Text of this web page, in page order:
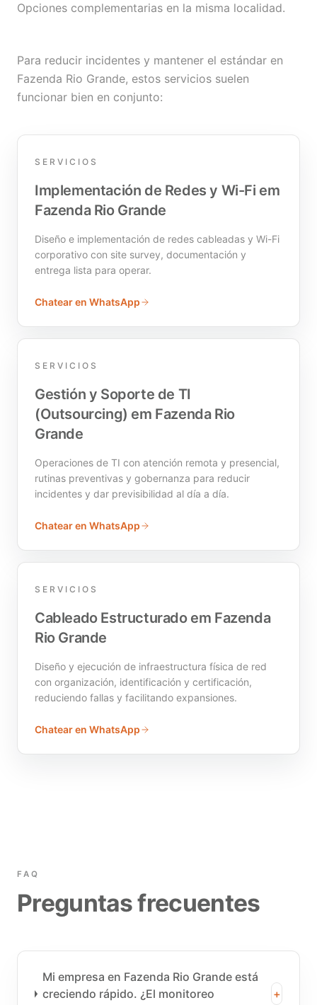
Opciones complementarias en la misma localidad.
Para reducir incidentes y mantener el estándar en
Fazenda Rio Grande, estos servicios suelen
funcionar bien en conjunto:
SERVICIOS
Implementación de Redes y Wi-Fi em
Fazenda Rio Grande
Diseño e implementación de redes cableadas y Wi-Fi
corporativo con site survey, documentación y
entrega lista para operar.
Chatear en WhatsApp
SERVICIOS
Gestión y Soporte de TI
(Outsourcing) em Fazenda Rio
Grande
Operaciones de TI con atención remota y presencial,
rutinas preventivas y gobernanza para reducir
incidentes y dar previsibilidad al día a día.
Chatear en WhatsApp
SERVICIOS
Cableado Estructurado em Fazenda
Rio Grande
Diseño y ejecución de infraestructura física de red
con organización, identificación y certificación,
reduciendo fallas y facilitando expansiones.
Chatear en WhatsApp
FAQ
Preguntas frecuentes
Mi empresa en Fazenda Rio Grande está
creciendo rápido. ¿El monitoreo
+